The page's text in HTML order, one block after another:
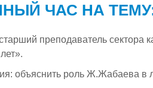
ЧАС НА
преподаватель
объяснить роль Ж.Жабаева в